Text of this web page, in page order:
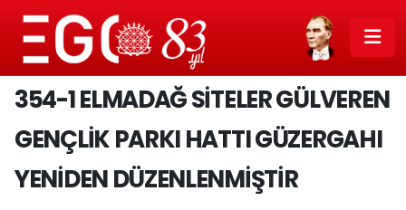
354-1 ELMADAĞ SITELER GÜLVEREN
GENÇLIK PARKI HATTI GÜZERGAHI
YENIDEN DÜZENLENMIŞTIR